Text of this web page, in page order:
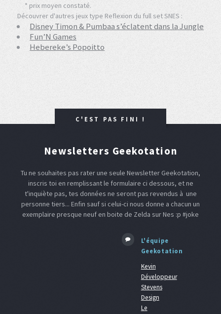
* prix moyen constaté.
Découvrer d'autres jeux type Reflexion du full set SNES :
Disney Timon & Pumbaa s’éclatent dans la Jungle
Fun’N Games
Hebereke’s Popoitto
C'EST PAS FINI !
Newsletters Geekotation
Tu ne souhaites pas rater une seule Newsletter Geekotation,
inscris toi en remplissant le formulaire ci dessous, et ne
t'inquiète pas, tes données ne seront pas revendus à une
personne tiers... Enfin sauf si celui-ci nous donne a chacun un
exemplaire presque neuf en boite de Zelda sur Nes :p #joke
L'équipe
Geekotation
Kevin
Développeur
Stevens
Design
Le